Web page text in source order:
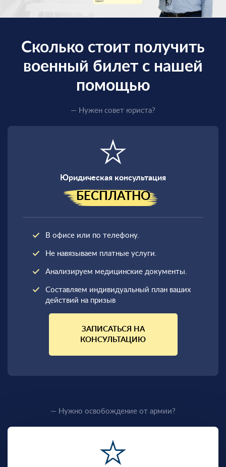
Сколько стоит получить
военный билет с нашей
помощью
— Нужен совет юриста?
Юридическая консультация
БЕСПЛАТНО
В офисе или по телефону.
Не навязываем платные услуги.
Анализируем медицинские документы.
Составляем индивидуальный план ваших
действий на призыв
ЗАПИСАТЬСЯ НА
КОНСУЛЬТАЦИЮ
— Нужно освобождение от армии?